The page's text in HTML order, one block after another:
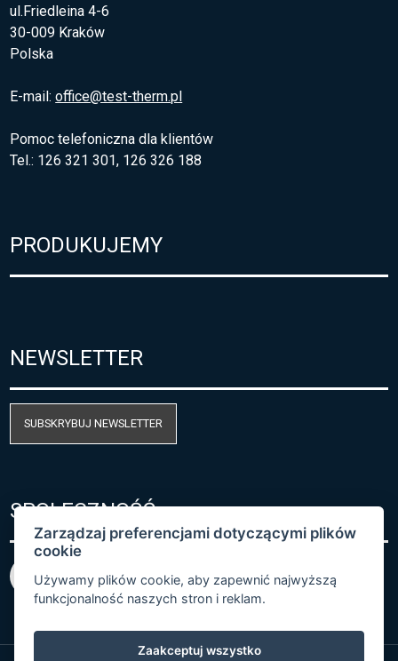
ul.Friedleina 4-6
30-009 Kraków
Polska
E-mail:office@test-therm.pl
Pomoc telefoniczna dla klientów
Tel.: 126 321 301, 126 326 188
PRODUKUJEMY
NEWSLETTER
SUBSKRYBUJ NEWSLETTER
SPOŁECZNOŚĆ
Zarządzaj preferencjami dotyczącymi plików
cookie
Używamy plików cookie, aby zapewnić najwyższą
funkcjonalność naszych stron i reklam.
Zaakceptuj wszystko